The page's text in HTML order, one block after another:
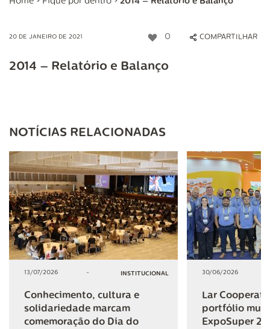
20 DE JANEIRO DE 2021 0 COMPARTILHAR
2014 – Relatório e Balanço
NOTÍCIAS RELACIONADAS
13/07/2026 - INSTITUCIONAL
Conhecimento, cultura e
solidariedade marcam
comemoração do Dia do
30/06/2026
Lar
portfólio
ExpoSuper